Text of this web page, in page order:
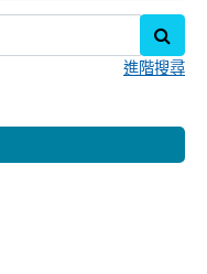
進階搜尋